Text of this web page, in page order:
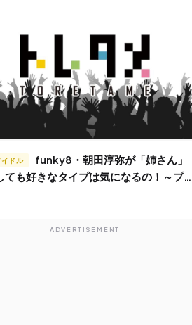
ドル
ても好きなタイプは気になるの！～プロ
ADVERTISEMENT